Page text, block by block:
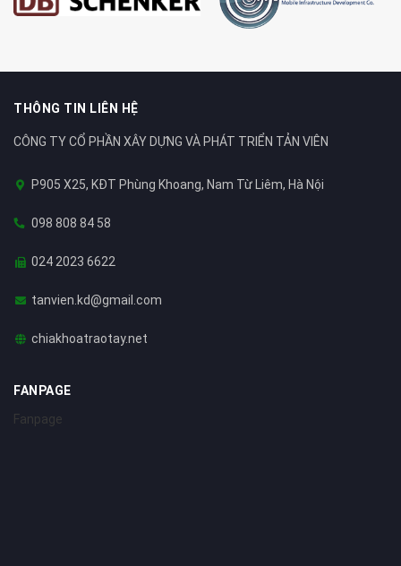
THÔNG TIN LIÊN HỆ
CÔNG TY CỔ PHẦN XÂY DỰNG VÀ PHÁT TRIỂN TẢN VIÊN
P905 X25, KĐT Phùng Khoang, Nam Từ Liêm, Hà Nội
098 808 84 58
024 2023 6622
tanvien.kd@gmail.com
chiakhoatraotay.net
FANPAGE
Fanpage